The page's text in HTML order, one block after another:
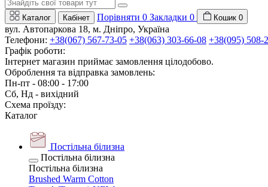
Каталог Кабінет Порівняти 0 Закладки 0 Кошик 0
вул. Автопаркова 18, м. Дніпро, Україна
Телефони: +38(067) 567-73-05 +38(063) 303-66-08 +38(095) 508-
Графік роботи:
Інтернет магазин приймає замовлення цілодобово.
Оброблення та відправка замовлень:
Пн-пт - 08:00 - 17:00
Сб, Нд - вихідний
Схема проїзду:
Каталог
Постільна білизна
Постільна білизна
Постільна білизна
Brushed Warm Cotton